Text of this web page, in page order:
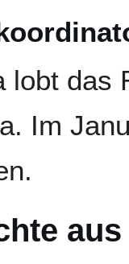
lobt das
Im